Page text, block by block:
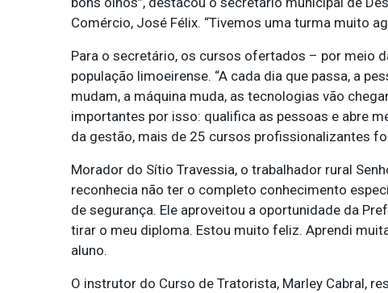
Comércio, José Félix. “Tivemos uma turma muito
Para o secretário, os cursos ofertados – por meio
população limoeirense. “A cada dia que passa, a
mudam, a máquina muda, as tecnologias vão
importantes por isso: qualifica as pessoas e abre
da gestão, mais de 25 cursos profissionalizantes
Morador do Sítio Travessia, o trabalhador rural
reconhecia não ter o completo conhecimento
de segurança. Ele aproveitou a oportunidade da
tirar o meu diploma. Estou muito feliz. Aprendi
aluno.
O instrutor do Curso de Tratorista, Marley Cabral,